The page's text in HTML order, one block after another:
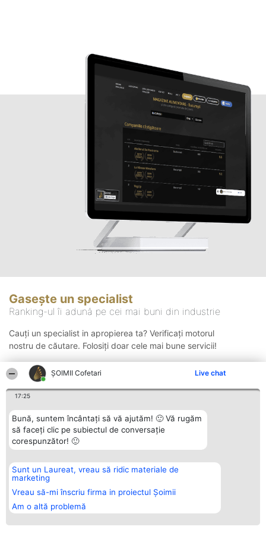
ȘOIMII Cofetari Live chat
17:25
Bună, suntem încântați să vă ajutăm! 🙂 Vă rugăm
să faceți clic pe subiectul de conversație
corespunzător! 🙂
Sunt un Laureat, vreau să ridic materiale de
marketing
Vreau să-mi înscriu firma in proiectul Șoimii
Am o altă problemă
Gasește un specialist
Ranking-ul îi adună pe cei mai buni din industrie
Cauți un specialist in apropierea ta? Verificați motorul
nostru de căutare. Folosiți doar cele mai bune servicii!
Organizator Ranking
BRIGHT SOLUTIONS BR SRL
Aleea Timisul De Sus 2 Bl. A30
Sc. A Et. 4 Ap. 13 Cod 061952
București
CUI 36737675
Plebiscyt
Lista Tuturor
Laureaților
Statut
Contact